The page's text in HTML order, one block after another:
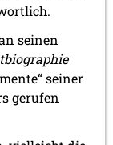
seinen
seiner
gerufen